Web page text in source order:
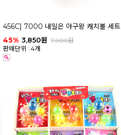
456C] 7000 내일은 야구왕 캐치볼 세트
45% 3,850원 7,000원
판매단위 : 4개